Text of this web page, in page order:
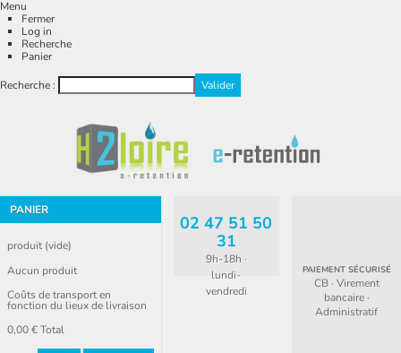
Menu
Fermer
Log in
Recherche
Panier
Recherche :
PANIER
produit (vide)
Aucun produit
Coûts de transport en
fonction du lieux de livraison
0,00 €Total
02 47 51 50
31
9h-18h ·
lundi-
vendredi
PAIEMENT SÉCURISÉ
CB · Virement
bancaire ·
Administratif